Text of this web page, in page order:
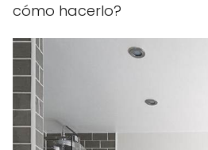
cómo hacerlo?